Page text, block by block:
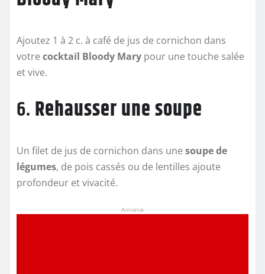
Ajoutez 1 à 2 c. à café de jus de cornichon dans
votre cocktail Bloody Mary pour une touche salée
et vive.
6.Rehausser une soupe
Un filet de jus de cornichon dans une soupe de
légumes, de pois cassés ou de lentilles ajoute
profondeur et vivacité.
Annonce